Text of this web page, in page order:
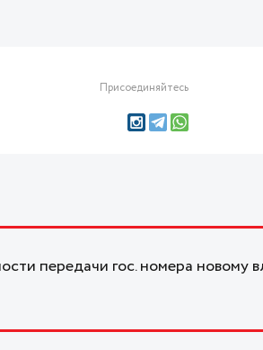
Присоединяйтесь
передачи гос. номера новому